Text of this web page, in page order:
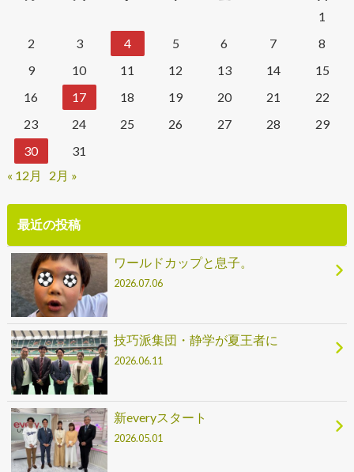
1
2
3 4 5 6 7
8
9
10 11 12 13 14
15
16
17 18 19 20 21
22
23
24 25 26 27 28
29
30
31
« 12月
2月 »
最近の投稿
ワールドカップと息子。
2026.07.06
技巧派集団・静学が夏王者に
2026.06.11
新everyスタート
2026.05.01